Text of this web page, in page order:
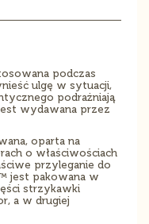
podczas
ulgę w sytuacji,
podrażniają
wydawana przez
oparta na
o właściwościach
przyleganie do
jest pakowana w
strzykawki
a w drugiej